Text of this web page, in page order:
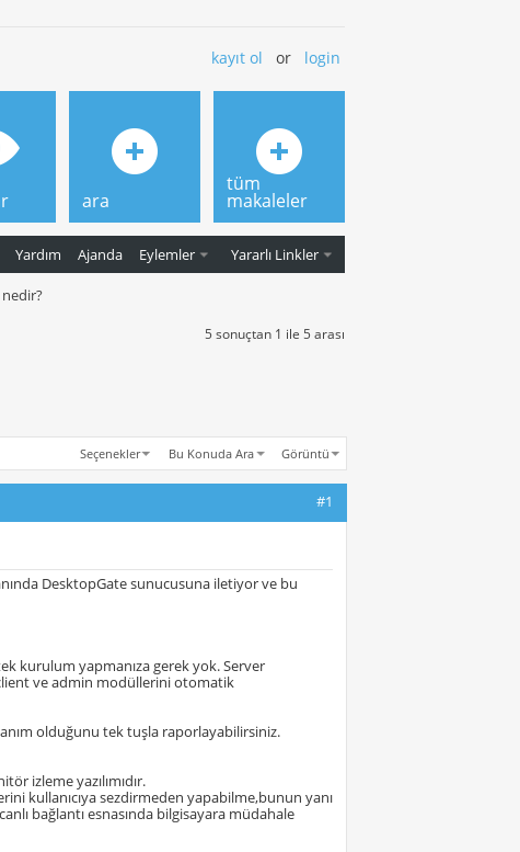
kayıt ol or login
Yardım Ajanda Eylemler Yararlı Linkler
ara
tüm
makaleler
nedir?
5 sonuçtan 1 ile 5 arası
Seçenekler Bu Konuda Ara Görüntü
#1
DesktopGate sunucusuna iletiyor ve bu
kurulum yapmanıza gerek yok. Server
ve admin modüllerini otomatik
olduğunu tek tuşla raporlayabilirsiniz.
izleme yazılımıdır.
kullanıcıya sezdirmeden yapabilme,bunun yanı
bağlantı esnasında bilgisayara müdahale